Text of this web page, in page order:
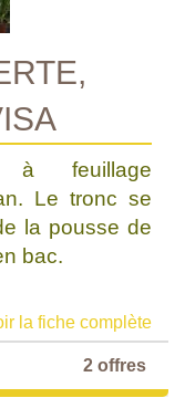
à feuillage
Le tronc se
la pousse de
bac.
la fiche complète
2 offres